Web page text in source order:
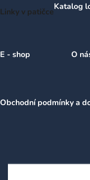
Linky v patičceKatalog
E - shop O
Obchodní podmínky a